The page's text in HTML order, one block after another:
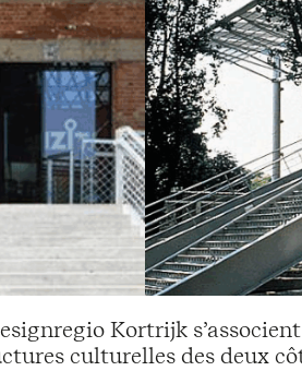
Kortrijk
culturelles des deux